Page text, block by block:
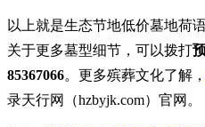
以上就是生态节地低价墓地荷
关于更多墓型细节，可以拨打
85367066。更多殡葬文化了解，
录天行网（hzbyjk.com）官网。